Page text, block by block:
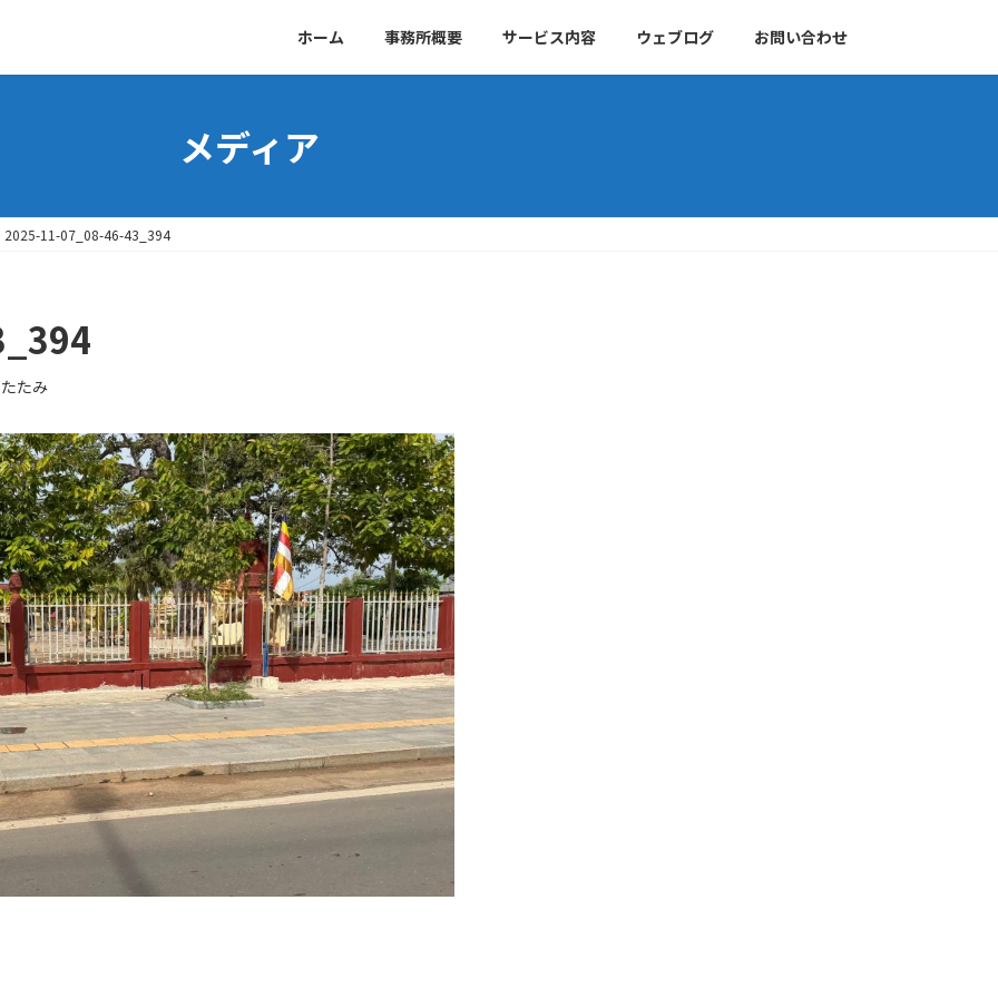
ホーム 事務所概要 サービス内容 ウェブログ お問い合わせ
メディア
2025-11-07_08-46-43_394
たみ